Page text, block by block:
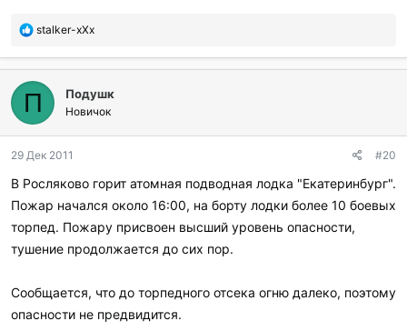
П
б
л
а
г
о
а
и
л
и
stalker-xXx
П Подушк
Новичок
29 Дек 2011 #20
В Росляково горит атомная подводная лодка "Екатеринбург".
Пожар начался около 16:00, на борту лодки более 10 боевых
торпед. Пожару присвоен высший уровень опасности,
тушение продолжается до сих пор.
Сообщается, что до торпедного отсека огню далеко, поэтому
опасности не предвидится.